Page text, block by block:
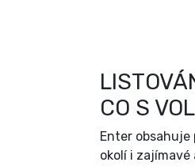
CO S
Enter obsahuje
okolí i zajímavé